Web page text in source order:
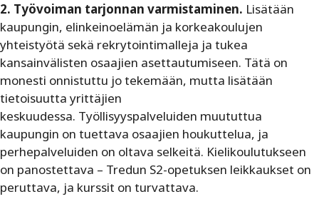
2. Työvoiman tarjonnan varmistaminen. Lisätään
kaupungin, elinkeinoelämän ja korkeakoulujen
yhteistyötä sekä rekrytointimalleja ja tukea
kansainvälisten osaajien asettautumiseen. Tätä on
monesti onnistuttu jo tekemään, mutta lisätään
tietoisuutta yrittäjien
keskuudessa. Työllisyyspalveluiden muututtua
kaupungin on tuettava osaajien houkuttelua, ja
perhepalveluiden on oltava selkeitä. Kielikoulutukseen
on panostettava – Tredun S2-opetuksen leikkaukset on
peruttava, ja kurssit on turvattava.